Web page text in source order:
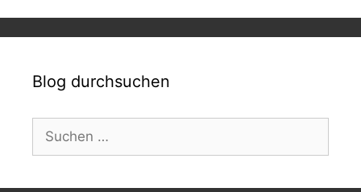
Blog durchsuchen
nach: